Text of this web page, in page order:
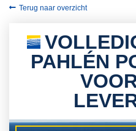
Terug naar overzicht
PAHLÉN